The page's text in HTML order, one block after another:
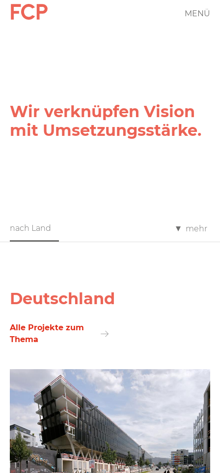
Direkt
zumFCP
MENÜ
Wir verknüpfen Vision
mit Umsetzungs­stärke.
nach Land mehr
Deutschland
Alle Projekte zum
Thema